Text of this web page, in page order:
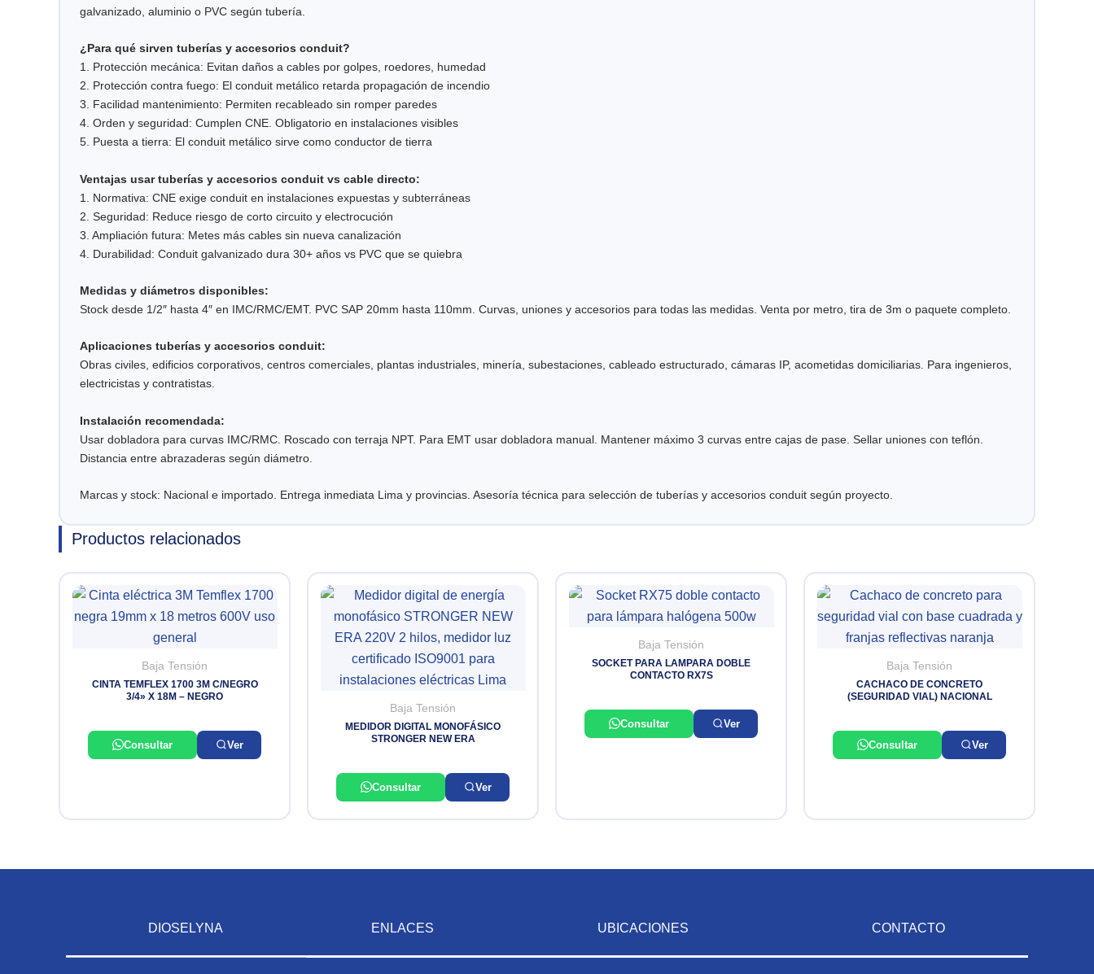
galvanizado, aluminio o PVC según tubería.
¿Para qué sirven tuberías y accesorios conduit?
1. Protección mecánica: Evitan daños a cables por golpes, roedores, humedad
2. Protección contra fuego: El conduit metálico retarda propagación de incendio
3. Facilidad mantenimiento: Permiten recableado sin romper paredes
4. Orden y seguridad: Cumplen CNE. Obligatorio en instalaciones visibles
5. Puesta a tierra: El conduit metálico sirve como conductor de tierra
Ventajas usar tuberías y accesorios conduit vs cable directo:
1. Normativa: CNE exige conduit en instalaciones expuestas y subterráneas
2. Seguridad: Reduce riesgo de corto circuito y electrocución
3. Ampliación futura: Metes más cables sin nueva canalización
4. Durabilidad: Conduit galvanizado dura 30+ años vs PVC que se quiebra
Medidas y diámetros disponibles:
Stock desde 1/2″ hasta 4″ en IMC/RMC/EMT. PVC SAP 20mm hasta 110mm. Curvas, uniones y accesorios para todas las medidas. Venta por metro, tira de 3m o paquete completo.
Aplicaciones tuberías y accesorios conduit:
Obras civiles, edificios corporativos, centros comerciales, plantas industriales, minería, subestaciones, cableado estructurado, cámaras IP, acometidas domiciliarias. Para ingenieros,
electricistas y contratistas.
Instalación recomendada:
Usar dobladora para curvas IMC/RMC. Roscado con terraja NPT. Para EMT usar dobladora manual. Mantener máximo 3 curvas entre cajas de pase. Sellar uniones con teflón.
Distancia entre abrazaderas según diámetro.
Marcas y stock: Nacional e importado. Entrega inmediata Lima y provincias. Asesoría técnica para selección de tuberías y accesorios conduit según proyecto.
Productos relacionados
Baja Tensión
CINTA TEMFLEX 1700 3M C/NEGRO
3/4» X 18M – NEGRO
Consultar Ver
Baja Tensión
MEDIDOR DIGITAL MONOFÁSICO
STRONGER NEW ERA
Consultar Ver
Baja Tensión
SOCKET PARA LAMPARA DOBLE
CONTACTO RX7S
Consultar Ver
Baja Tensión
CACHACO DE CONCRETO
(SEGURIDAD VIAL) NACIONAL
Consultar Ver
DIOSELYNA ENLACES UBICACIONES CONTACTO